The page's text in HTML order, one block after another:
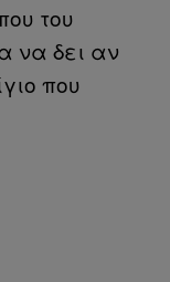
του
να δει αν
που